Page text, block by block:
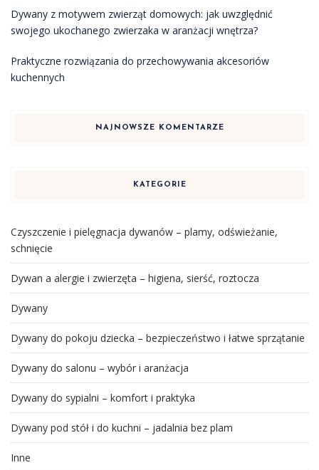
Dywany z motywem zwierząt domowych: jak uwzględnić
swojego ukochanego zwierzaka w aranżacji wnętrza?
Praktyczne rozwiązania do przechowywania akcesoriów
kuchennych
NAJNOWSZE KOMENTARZE
KATEGORIE
Czyszczenie i pielęgnacja dywanów – plamy, odświeżanie,
schnięcie
Dywan a alergie i zwierzęta – higiena, sierść, roztocza
Dywany
Dywany do pokoju dziecka – bezpieczeństwo i łatwe sprzątanie
Dywany do salonu – wybór i aranżacja
Dywany do sypialni – komfort i praktyka
Dywany pod stół i do kuchni – jadalnia bez plam
Inne